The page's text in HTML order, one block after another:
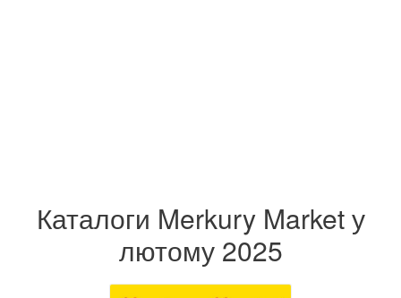
Каталоги Merkury Market у
лютому 2025